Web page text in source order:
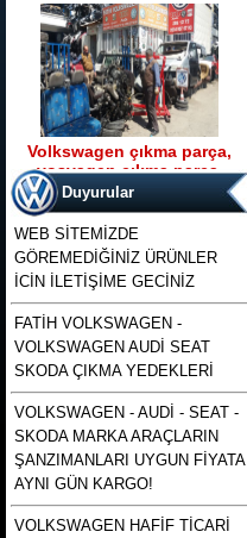
Volkswagen çıkma parça,
vosvagen çıkma parça,
wosvagen çıkma parça,
woswagen çıkma parça, vw
çıkma p
Ürün Kodu : t5 kasa transporter 2500 tdı
130 beygirlik çıkma motor
t5 kasa transporter 2500 tdı
130 beygirlik çıkma motor
2000 2001 2002 modellere uyumlu
çıkma merkezi kilit pompası , polo
merkezi kilit motoru, polo classıc ve
heşbekler icin merkezi kilit kontrol
pompası
Duyurular
WEB SİTEMİZDE
GÖREMEDİĞİNİZ ÜRÜNLER
İCİN İLETİŞİME GECİNİZ
FATİH VOLKSWAGEN -
VOLKSWAGEN AUDİ SEAT
SKODA ÇIKMA YEDEKLERİ
VOLKSWAGEN - AUDİ - SEAT -
SKODA MARKA ARAÇLARIN
ŞANZIMANLARI UYGUN FİYATA
AYNI GÜN KARGO!
VOLKSWAGEN HAFİF TİCARİ